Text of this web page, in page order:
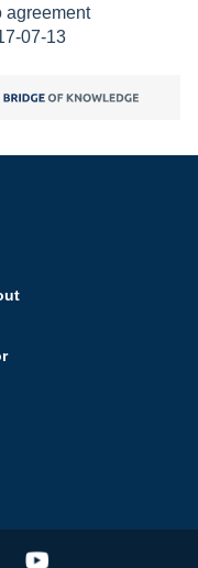
agreement
07-13
of Knowledge open in new tab